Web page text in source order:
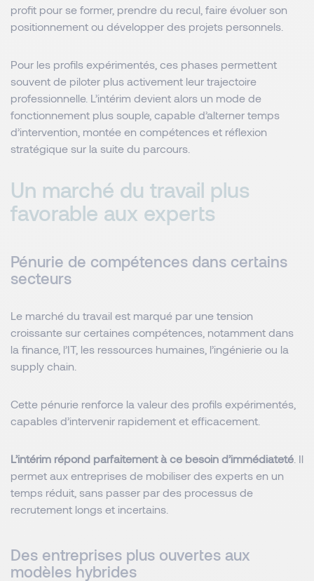
profit pour se former, prendre du recul, faire évoluer son
positionnement ou développer des projets personnels.
Pour les profils expérimentés, ces phases permettent
souvent de piloter plus activement leur trajectoire
professionnelle. L’intérim devient alors un mode de
fonctionnement plus souple, capable d’alterner temps
d’intervention, montée en compétences et réflexion
stratégique sur la suite du parcours.
Un marché du travail plus
favorable aux experts
Pénurie de compétences dans certains
secteurs
Le marché du travail est marqué par une tension
croissante sur certaines compétences, notamment dans
la finance, l’IT, les ressources humaines, l’ingénierie ou la
supply chain.
Cette pénurie renforce la valeur des profils expérimentés,
capables d’intervenir rapidement et efficacement.
L’intérim répond parfaitement à ce besoin d’immédiateté . Il
permet aux entreprises de mobiliser des experts en un
temps réduit, sans passer par des processus de
recrutement longs et incertains.
Des entreprises plus ouvertes aux
modèles hybrides